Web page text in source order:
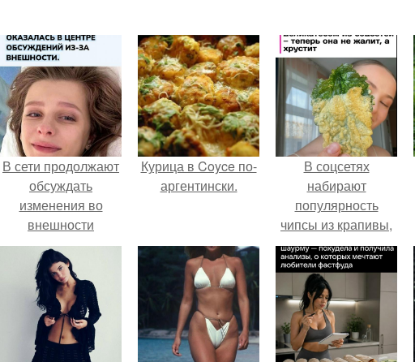
В сети продолжают
обсуждать
изменения во
внешности
актрисы.
Курица в Coyce по-
аргентински.
В соцсетях
набирают
популярность
чипсы из крапивы,
которые
пользователи в
комментариях
называют
неожиданно
вкусными.